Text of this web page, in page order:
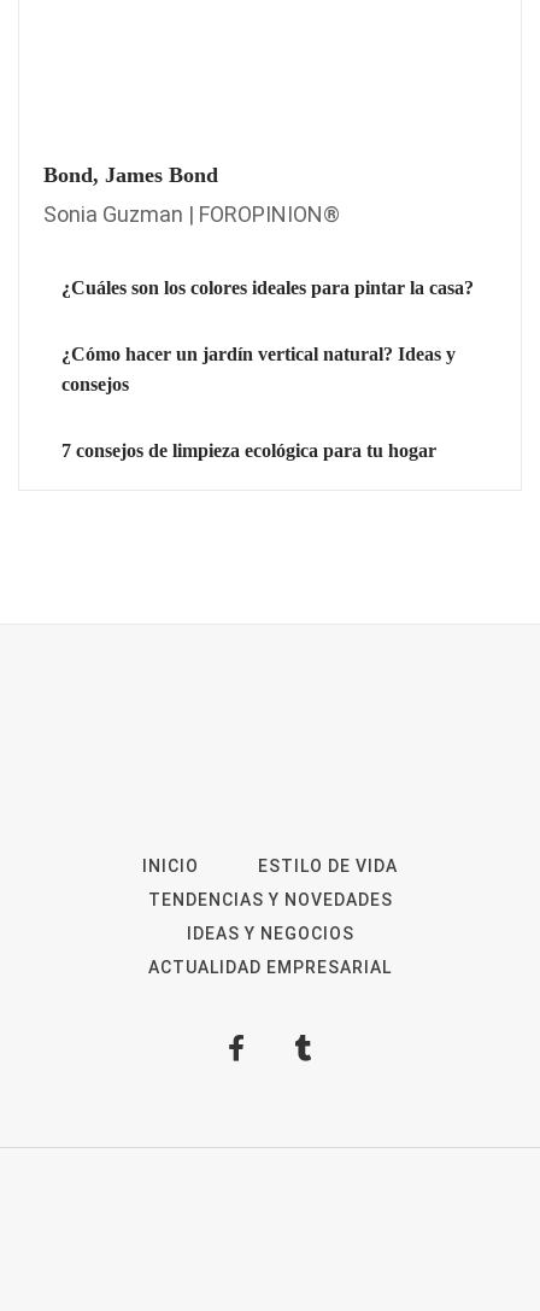
Bond, James Bond
Sonia Guzman | FOROPINION®
¿Cuáles son los colores ideales para pintar la casa?
¿Cómo hacer un jardín vertical natural? Ideas y
consejos
7 consejos de limpieza ecológica para tu hogar
INICIO
ESTILO DE VIDA
TENDENCIAS Y NOVEDADES
IDEAS Y NEGOCIOS
ACTUALIDAD EMPRESARIAL